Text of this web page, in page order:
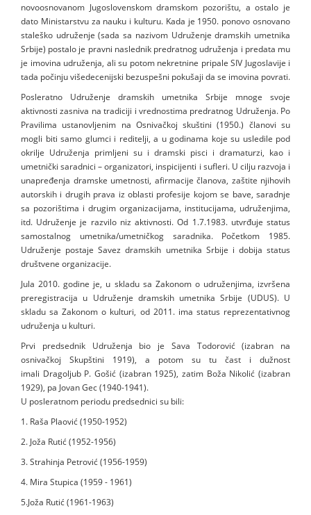
novoosnovanom Jugoslovenskom dramskom pozorištu, a ostalo je
dato Ministarstvu za nauku i kulturu. Kada je 1950. ponovo osnovano
staleško udruženje (sada sa nazivom Udruženje dramskih umetnika
Srbije) postalo je pravni naslednik predratnog udruženja i predata mu
je imovina udruženja, ali su potom nekretnine pripale SIV Jugoslavije i
tada počinju višedecenijski bezuspešni pokušaji da se imovina povrati.
Posleratno Udruženje dramskih umetnika Srbije mnoge svoje
aktivnosti zasniva na tradiciji i vrednostima predratnog Udruženja. Po
Pravilima ustanovljenim na Osnivačkoj skuštini (1950.) članovi su
mogli biti samo glumci i reditelji, a u godinama koje su usledile pod
okrilje Udruženja primljeni su i dramski pisci i dramaturzi, kao i
umetnički saradnici – organizatori, inspicijenti i sufleri. U cilju razvoja i
unapređenja dramske umetnosti, afirmacije članova, zaštite njihovih
autorskih i drugih prava iz oblasti profesije kojom se bave, saradnje
sa pozorištima i drugim organizacijama, institucijama, udruženjima,
itd. Udruženje je razvilo niz aktivnosti. Od 1.7.1983. utvrđuje status
samostalnog umetnika/umetničkog saradnika. Početkom 1985.
Udruženje postaje Savez dramskih umetnika Srbije i dobija status
društvene organizacije.
Jula 2010. godine je, u skladu sa Zakonom o udruženjima, izvršena
preregistracija u Udruženje dramskih umetnika Srbije (UDUS). U
skladu sa Zakonom o kulturi, od 2011. ima status reprezentativnog
udruženja u kulturi.
Prvi predsednik Udruženja bio je Sava Todorović (izabran na
osnivačkoj Skupštini 1919), a potom su tu čast i dužnost
imali Dragoljub P. Gošić (izabran 1925), zatim Boža Nikolić (izabran
1929), pa Jovan Gec (1940-1941).
U posleratnom periodu predsednici su bili:
1. Raša Plaović (1950-1952)
2. Joža Rutić (1952-1956)
3. Strahinja Petrović (1956-1959)
4. Mira Stupica (1959 - 1961)
5.Joža Rutić (1961-1963)